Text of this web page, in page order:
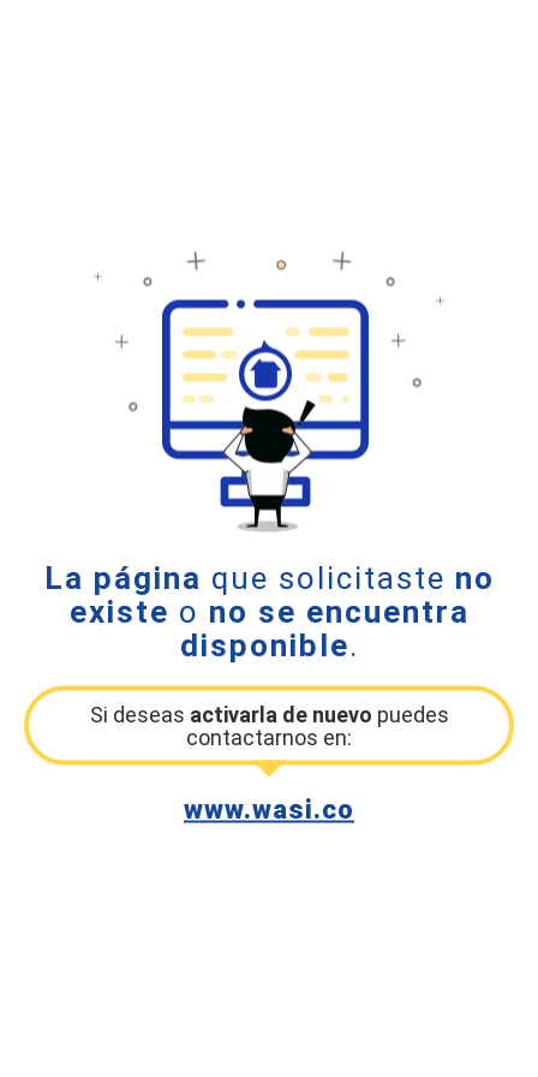
La página que solicitaste no
existe o no se encuentra
disponible.
Si deseas activarla de nuevo puedes
contactarnos en:
www.wasi.co